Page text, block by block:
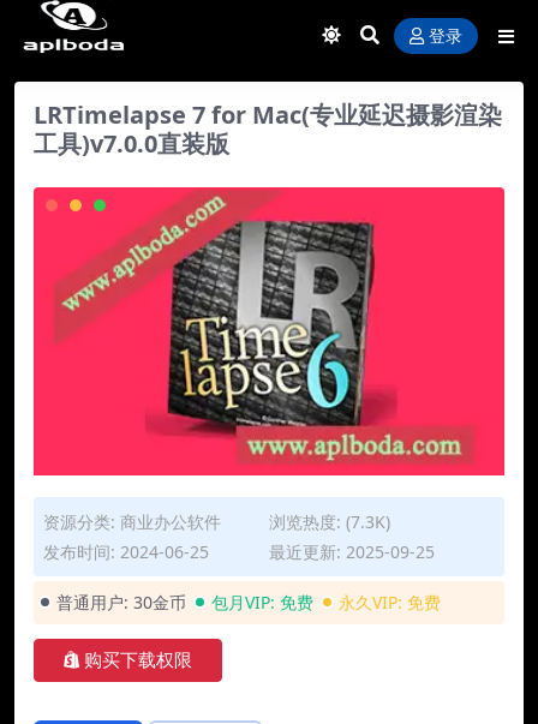
登录
LRTimelapse 7 for Mac(专业延迟摄影渲染
工具)v7.0.0直装版
资源分类: 商业办公软件
浏览热度: (7.3K)
发布时间: 2024-06-25
最近更新: 2025-09-25
普通用户: 30金币 包月VIP: 免费 永久VIP: 免费
购买下载权限